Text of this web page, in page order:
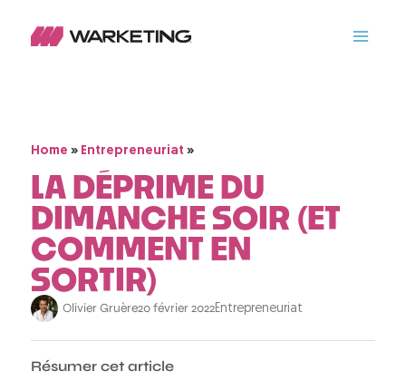
Home » Entrepreneuriat »
LA DÉPRIME DU
DIMANCHE SOIR (ET
COMMENT EN
SORTIR)
Olivier Gruère20 février 2022Entrepreneuriat
Résumer cet article